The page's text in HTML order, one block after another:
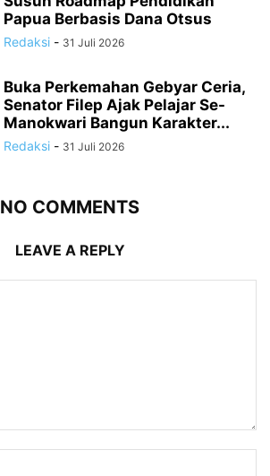
Papua Berbasis Dana Otsus
Redaksi - 31 Juli 2026
Buka Perkemahan Gebyar Ceria,
Senator Filep Ajak Pelajar Se-
Manokwari Bangun Karakter...
Redaksi - 31 Juli 2026
NO COMMENTS
LEAVE A REPLY